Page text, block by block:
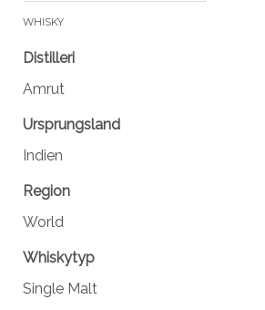
WHISKY
Distilleri
Amrut
Ursprungsland
Indien
Region
World
Whiskytyp
Single Malt